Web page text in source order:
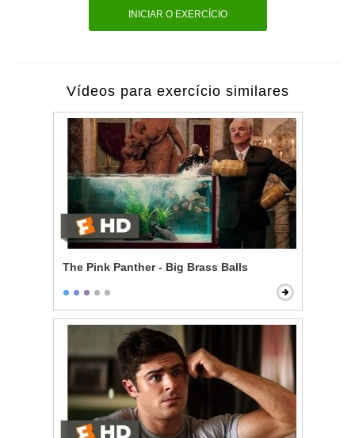
INICIAR O EXERCÍCIO
Vídeos para exercício similares
The Pink Panther - Big Brass Balls